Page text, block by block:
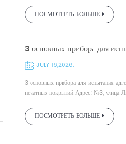
ПОСМОТРЕТЬ БОЛЬШЕ
3 основных прибора для
JULY 16,2026.
3 основных прибора для испытания
печатных покрытий Адрес: №3, улица
ПОСМОТРЕТЬ БОЛЬШЕ